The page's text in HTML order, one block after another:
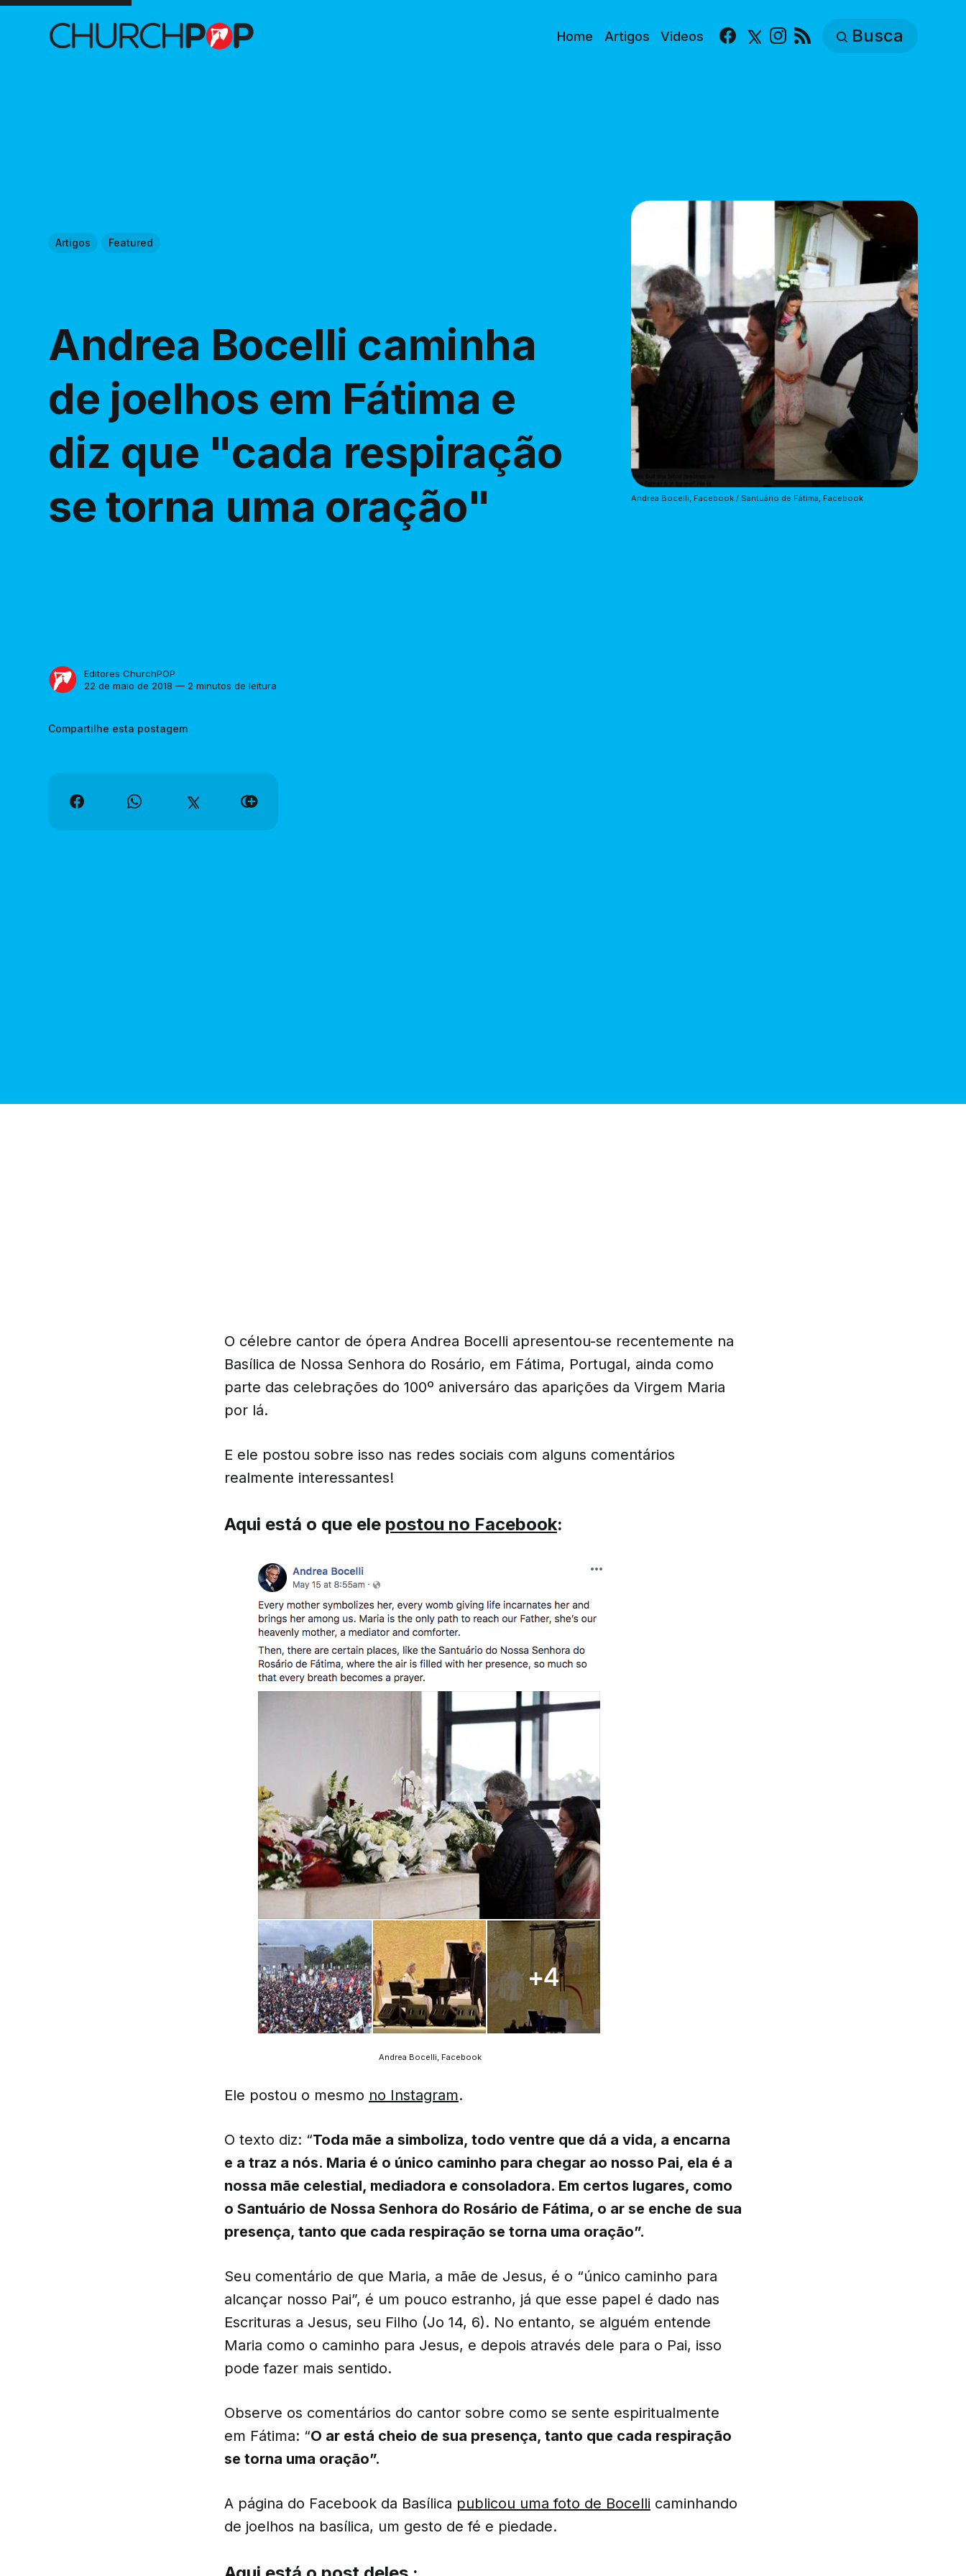
Home Artigos Videos Facebook
X Instagram Busca
Artigos Featured
Andrea Bocelli caminha
de joelhos em Fátima e
diz que "cada respiração
se torna uma oração"
Editores ChurchPOP
22 de maio de 2018 — 2 minutos de leitura
Compartilhe esta postagem
Andrea Bocelli, Facebook / Santuário de Fátima, Facebook
O célebre cantor de ópera Andrea Bocelli apresentou-se recentemente na
Basílica de Nossa Senhora do Rosário, em Fátima, Portugal, ainda como
parte das celebrações do 100º aniversáro das aparições da Virgem Maria
por lá.
E ele postou sobre isso nas redes sociais com alguns comentários
realmente interessantes!
Aqui está o que ele postou no Facebook:
Andrea Bocelli, Facebook
Ele postou o mesmo no Instagram.
O texto diz: “Toda mãe a simboliza, todo ventre que dá a vida, a encarna
e a traz a nós. Maria é o único caminho para chegar ao nosso Pai, ela é a
nossa mãe celestial, mediadora e consoladora. Em certos lugares, como
o Santuário de Nossa Senhora do Rosário de Fátima, o ar se enche de sua
presença, tanto que cada respiração se torna uma oração”.
Seu comentário de que Maria, a mãe de Jesus, é o “único caminho para
alcançar nosso Pai”, é um pouco estranho, já que esse papel é dado nas
Escrituras a Jesus, seu Filho (Jo 14, 6). No entanto, se alguém entende
Maria como o caminho para Jesus, e depois através dele para o Pai, isso
pode fazer mais sentido.
Observe os comentários do cantor sobre como se sente espiritualmente
em Fátima: “O ar está cheio de sua presença, tanto que cada respiração
se torna uma oração”.
A página do Facebook da Basílica publicou uma foto de Bocelli caminhando
de joelhos na basílica, um gesto de fé e piedade.